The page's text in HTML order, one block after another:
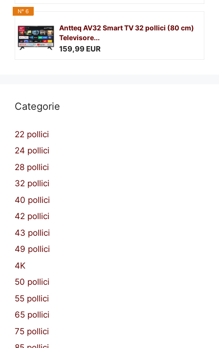
N° 6
Antteq AV32 Smart TV 32 pollici (80 cm)
Televisore...
159,99 EUR
Categorie
22 pollici
24 pollici
28 pollici
32 pollici
40 pollici
42 pollici
43 pollici
49 pollici
4K
50 pollici
55 pollici
65 pollici
75 pollici